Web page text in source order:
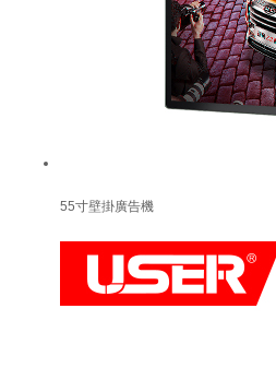
55寸壁掛廣告機